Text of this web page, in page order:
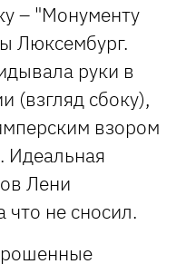
– "Монументу
Люксембург.
руки в
(взгляд сбоку),
взором
Идеальная
Лени
не сносил.